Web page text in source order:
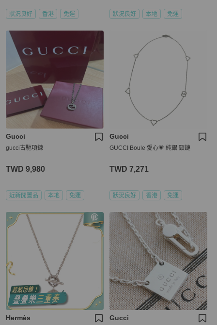
狀況良好 香港 免運 狀況良好 本地 免運
Gucci
gucci古馳項鍊
TWD 9,980
近新閒置品 本地 免運
Gucci
GUCCI Boule 愛心💗 純銀 頸鏈
TWD 7,271
狀況良好 香港 免運
Hermès Gucci